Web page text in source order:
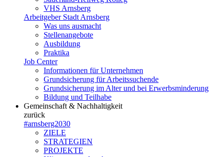
VHS Arnsberg
Arbeitgeber Stadt Arnsberg
Was uns ausmacht
Stellenangebote
Ausbildung
Praktika
Job Center
Informationen für Unternehmen
Grundsicherung für Arbeitssuchende
Grundsicherung im Alter und bei Erwerbsminderung
Bildung und Teilhabe
Gemeinschaft & Nachhaltigkeit
zurück
#arnsberg2030
ZIELE
STRATEGIEN
PROJEKTE